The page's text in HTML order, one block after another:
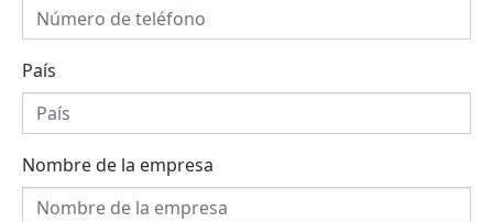
País
Nombre de la empresa